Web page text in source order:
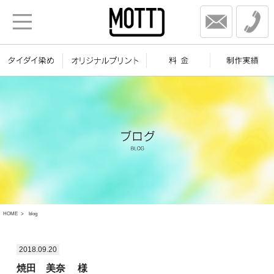
HOME blog
2018.09.20
焼田 美奈 様